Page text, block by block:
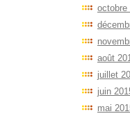
octobre
août
juillet
juin
mai